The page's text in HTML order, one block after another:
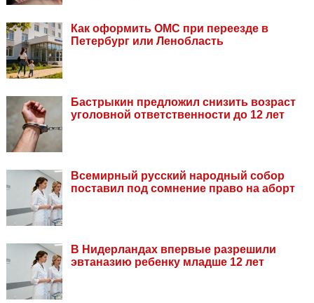
Как оформить ОМС при переезде в
Петербург или Ленобласть
Бастрыкин предложил снизить возраст
уголовной ответственности до 12 лет
Всемирный русский народный собор
поставил под сомнение право на аборт
В Нидерландах впервые разрешили
эвтаназию ребенку младше 12 лет